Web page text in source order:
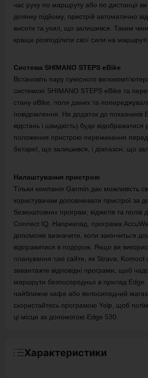
час руху по маршруту або по дистанції
ділянку підйому, пристрій автоматично
висоти та ухил, що залишився. Таким
краще розподілити свої сили на маршруті.
Система SHIMANO STEPS eBike
Встановіть пару сумісного
системою SHIMANO STEPS eBike та
стану eBike, поля даних та
повідомлення. На додаток до показників
відстань і швидкість) буде відображатися
положення пристрою перемикання
батареї, що залишився, і діапазон, що
Налаштування пристрою
Тільки компанія Garmin дає можливість
користувачам доповнювати пристрої за
безкоштовних програм, віджетів та полів
Connect IQ. Наприклад, програма
допоможе визначити, коли закінчиться
відправитися в подорож. Якщо ви
планування такі сайти, як Strava, Komoot
завантажте відповідні програми, щоб
маршрути безпосередньо в прилад Edge.
найближче кафе або велосипедний
скористайтесь програмою Yelp, щоб
ці місця за допомогою Edge 530.
Характеристики